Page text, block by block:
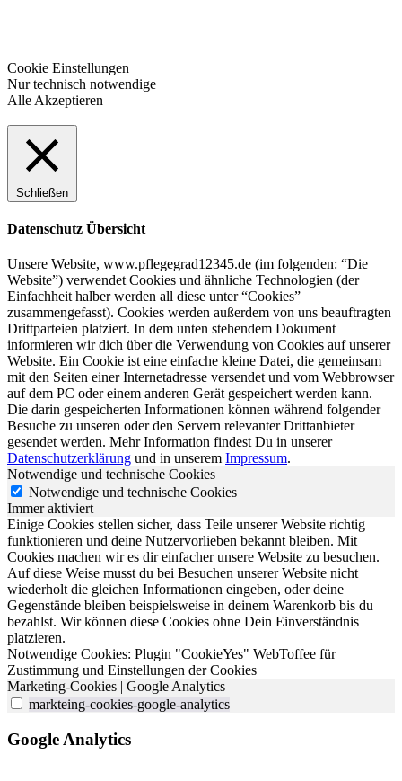
Cookie Einstellungen
Nur technisch notwendige
Alle Akzeptieren
Schließen
Datenschutz Übersicht
Unsere Website, www.pflegegrad12345.de (im folgenden: “Die
Website”) verwendet Cookies und ähnliche Technologien (der
Einfachheit halber werden all diese unter “Cookies”
zusammengefasst). Cookies werden außerdem von uns beauftragten
Drittparteien platziert. In dem unten stehendem Dokument
informieren wir dich über die Verwendung von Cookies auf unserer
Website. Ein Cookie ist eine einfache kleine Datei, die gemeinsam
mit den Seiten einer Internetadresse versendet und vom Webbrowser
auf dem PC oder einem anderen Gerät gespeichert werden kann.
Die darin gespeicherten Informationen können während folgender
Besuche zu unseren oder den Servern relevanter Drittanbieter
gesendet werden. Mehr Information findest Du in unserer
Datenschutzerklärung und in unserem Impressum.
Notwendige und technische Cookies
Notwendige und technische Cookies
Immer aktiviert
Einige Cookies stellen sicher, dass Teile unserer Website richtig
funktionieren und deine Nutzervorlieben bekannt bleiben. Mit
Cookies machen wir es dir einfacher unsere Website zu besuchen.
Auf diese Weise musst du bei Besuchen unserer Website nicht
wiederholt die gleichen Informationen eingeben, oder deine
Gegenstände bleiben beispielsweise in deinem Warenkorb bis du
bezahlst. Wir können diese Cookies ohne Dein Einverständnis
platzieren.
Notwendige Cookies: Plugin "CookieYes" WebToffee für
Zustimmung und Einstellungen der Cookies
Marketing-Cookies | Google Analytics
markteing-cookies-google-analytics
Google Analytics